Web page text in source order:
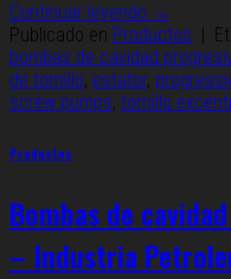
Continuar leyendo →
Publicado en Productos
bombas de cavidad
de tornillo, estator,
screw pumps, tornillo
Productos
Bombas de
– Industria